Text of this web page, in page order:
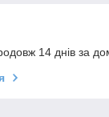
14 днів за